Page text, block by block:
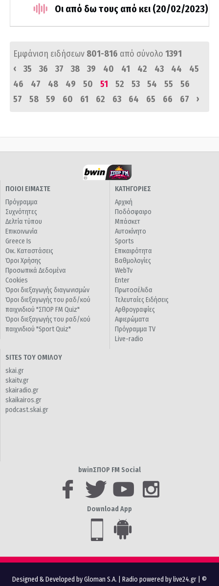
Οι από δω τους από κει (20/02/2023)
Εμφάνιση ειδήσεων 801-816 από σύνολο 1391
‹
35 36 37 38 39 40 41 42 43 44
45
46
47 48 49 50 51 52 53 54 55
56
57
58 59 60 61 62 63 64 65 66 67 ›
ΠΟΙΟΙ ΕΙΜΑΣΤΕ
Πρόγραμμα
Συχνότητες
Δελτία τύπου
Επικοινωνία
Greece Is
Οικ. Καταστάσεις
Όροι Χρήσης
Προσωπικά Δεδομένα
Cookies
Όροι διεξαγωγής διαγωνισμών
Όροι διεξαγωγής του ραδ/κού
παιχνιδιού "ΣΠΟΡ FM Quiz"
Όροι διεξαγωγής του ραδ/κού
παιχνιδιού "Sport Quiz"
ΚΑΤΗΓΟΡΙΕΣ
Αρχική
Ποδόσφαιρο
Μπάσκετ
Αυτοκίνητο
Sports
Επικαιρότητα
Βαθμολογίες
WebTv
Enter
Πρωτοσέλιδα
Τελευταίες Ειδήσεις
Αρθρογραφίες
Αφιερώματα
Πρόγραμμα TV
Live-radio
SITES ΤΟΥ ΟΜΙΛΟΥ
skai.gr
skaitv.gr
skairadio.gr
skaikairos.gr
podcast.skai.gr
bwinΣΠΟΡ FM Social
Download App
Designed & Developed by Gloman S.A. Radio powered by live24.gr | ©